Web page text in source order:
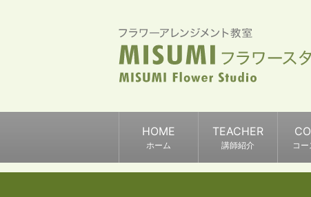
HOME
ホーム
TEACHER
講師紹介 コ